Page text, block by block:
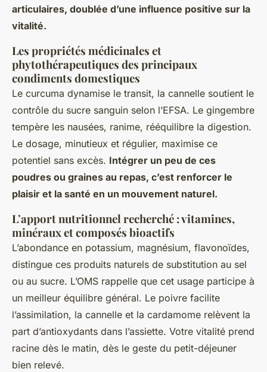
articulaires, doublée d’une influence positive sur la
vitalité.
Les propriétés médicinales et
phytothérapeutiques des principaux
condiments domestiques
Le curcuma dynamise le transit, la cannelle soutient le
contrôle du sucre sanguin selon l’EFSA. Le gingembre
tempère les nausées, ranime, rééquilibre la digestion.
Le dosage, minutieux et régulier, maximise ce
potentiel sans excès. Intégrer un peu de ces
poudres ou graines au repas, c’est renforcer le
plaisir et la santé en un mouvement naturel.
L’apport nutritionnel recherché : vitamines,
minéraux et composés bioactifs
L’abondance en potassium, magnésium, flavonoïdes,
distingue ces produits naturels de substitution au sel
ou au sucre. L’OMS rappelle que cet usage participe à
un meilleur équilibre général. Le poivre facilite
l’assimilation, la cannelle et la cardamome relèvent la
part d’antioxydants dans l’assiette. Votre vitalité prend
racine dès le matin, dès le geste du petit-déjeuner
bien relevé.